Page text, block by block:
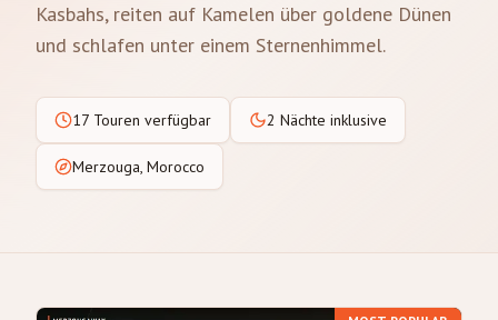
Kasbahs, reiten auf Kamelen über goldene Dünen
und schlafen unter einem Sternenhimmel.
17 Touren verfügbar 2 Nächte inklusive
Merzouga, Morocco